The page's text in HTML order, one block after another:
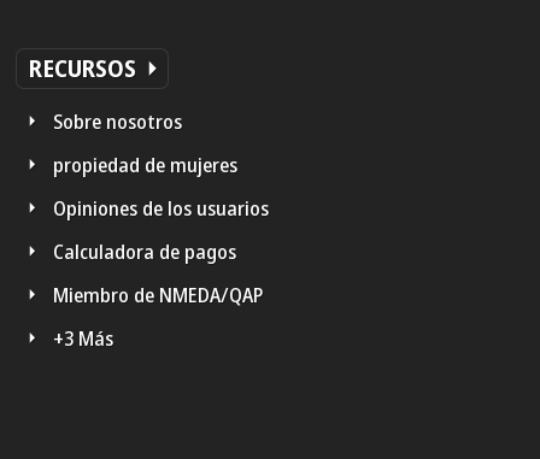
RECURSOS
Sobre nosotros
propiedad de mujeres
Opiniones de los usuarios
Calculadora de pagos
Miembro de NMEDA/QAP
+3 Más